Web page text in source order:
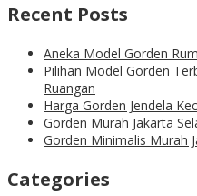
Recent Posts
Aneka Model Gorden
Pilihan Model Gorden
Ruangan
Harga Gorden Jendela
Gorden Murah Jakarta
Gorden Minimalis Murah
Categories